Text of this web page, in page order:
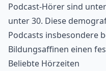
Podcast-Hörer sind
unter 30. Diese
Podcasts insbesondere
Bildungsaffinen einen
Beliebte Hörzeiten